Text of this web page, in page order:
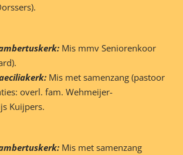
Mis mmv Seniorenkoor
Mis met samenzang (pastoor
overl. fam. Wehmeijer-
Kuijpers.
Mis met samenzang